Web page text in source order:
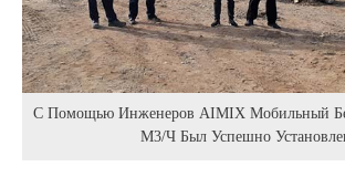
С Помощью Инженеров AIMIX Мобильный
М3/ч Был Успешно